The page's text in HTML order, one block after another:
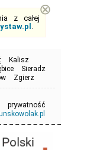
z całej
.
⊗
Kalisz
Sieradz
Zgierz
prywatność